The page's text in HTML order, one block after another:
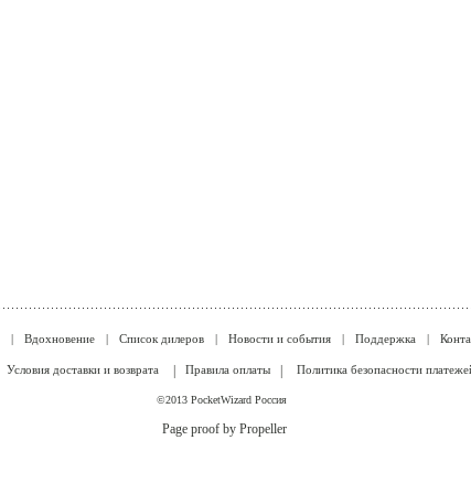
| Вдохновение | Список дилеров | Новости и события | Поддержка |
Условия доставки и возврата Правила оплаты Политика безопасности
©2013 PocketWizard Россия
Page proof by Propeller